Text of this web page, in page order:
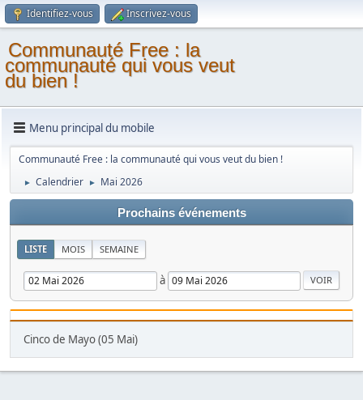
Identifiez-vous Inscrivez-vous
Communauté Free : la
communauté qui vous veut
du bien !
Menu principal du mobile
Communauté Free : la communauté qui vous veut du bien !
► Calendrier ► Mai 2026
Prochains événements
LISTE MOIS SEMAINE
à
Cinco de Mayo (05 Mai)